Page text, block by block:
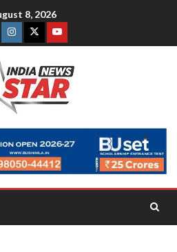
8, 2026